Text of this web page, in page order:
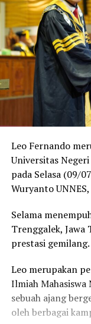
Leo Fernando
Universitas
pada Selasa (09/
Wuryanto
Selama
Trenggalek,
prestasi gemilang.
Leo merupakan
Ilmiah Mahasiswa
sebuah ajang
oleh berbagai